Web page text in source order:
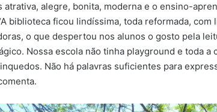
atrativa, alegre, bonita, moderna e o ensino-
biblioteca ficou lindíssima, toda reformada, com
o que despertou nos alunos o gosto pela
Nossa escola não tinha playground e toda a
Não há palavras suficientes para